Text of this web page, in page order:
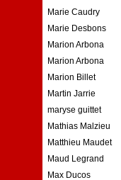
Marie Caudry
Marie Desbons
Marion Arbona
Marion Arbona
Marion Billet
Martin Jarrie
maryse guittet
Mathias Malzieu
Matthieu Maudet
Maud Legrand
Max Ducos